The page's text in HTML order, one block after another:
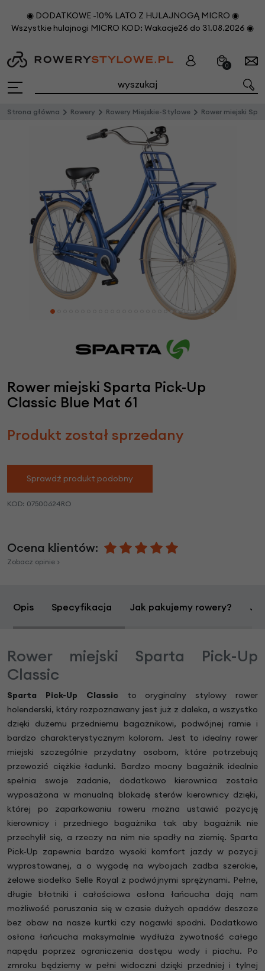
◉ DODATKOWE -10% LATO Z HULAJNOGĄ MICRO ◉
Wszystkie hulajnogi MICRO KOD: Wakacje26 do 31.08.2026 ◉
0
Strona główna Rowery Rowery Miejskie-Stylowe Rower miejski Sparta Pick-
Rower miejski Sparta Pick-Up
Classic Blue Mat 61
Produkt został sprzedany
Sprawdź produkt podobny
KOD: 07500624RO
Ocena klientów:
Zobacz opinie >
Opis Specyfikacja Jak pakujemy rowery?
Rower miejski Sparta Pick-Up
Classic
Sparta Pick-Up Classicto oryginalny stylowy rower
holenderski, który rozpoznawany jest już z daleka, a wszystko
dzięki dużemu przedniemu bagażnikowi, podwójnej ramie i
bardzo charakterystycznym kolorom. Jest to idealny rower
miejski szczególnie przydatny osobom, które potrzebują
przewozić ciężkie ładunki. Bardzo mocny bagażnik idealnie
spełnia swoje zadanie, dodatkowo kierownica została
wyposażona w manualną blokadę sterów kierownicy dzięki,
której po zaparkowaniu roweru można ustawić pozycję
kierownicy i przedniego bagażnika tak aby bagażnik nie
przechylił się, a rzeczy na nim nie spadły na ziemię. Sparta
Pick-Up zapewnia bardzo wysoki komfort jazdy w pozycji
wyprostowanej, a o wygodę na wybojach zadba szerokie,
żelowe siodełko Selle Royal z podwójnymi sprężynami. Pełne,
długie błotniki i całościowa osłona łańcucha dają nam
możliwość poruszania się w czasie dużych opadów deszcze
bez obaw na nasze kurtki czy nogawki spodni. Dodatkowo
osłona łańcucha maksymalnie wydłuża żywotność całego
napędu poprzez ograniczenia dostępu wody i piachu. Po
zmroku będziemy w pełni widoczni dzięki przedniej i tylnej